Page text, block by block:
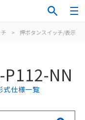
> 押ボタンスイッチ/表示灯
P112-NN
式仕様一覧